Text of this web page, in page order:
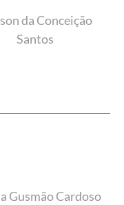
da Conceição
Santos
Gusmão Cardoso